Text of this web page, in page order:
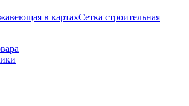
в картахСетка строительная